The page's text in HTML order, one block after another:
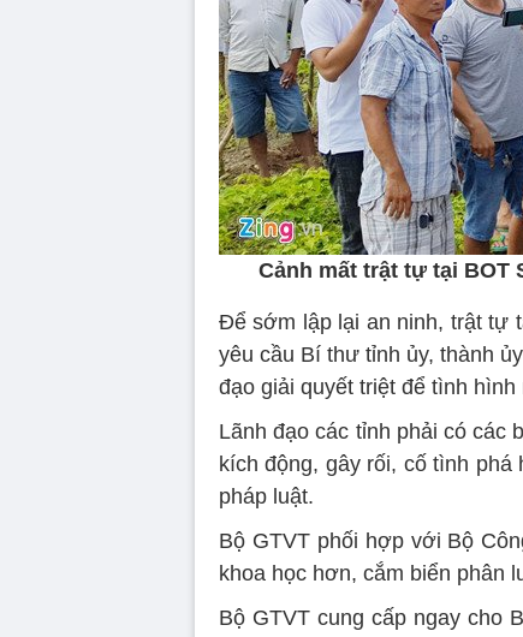
Cảnh mất trật tự tại BOT
Để sớm lập lại an ninh, trật tự
yêu cầu Bí thư tỉnh ủy, thành
đạo giải quyết triệt để tình
Lãnh đạo các tỉnh phải có các
kích động, gây rối, cố tình
pháp luật.
Bộ GTVT phối hợp với Bộ
khoa học hơn, cắm biển phân
Bộ GTVT cung cấp ngay cho